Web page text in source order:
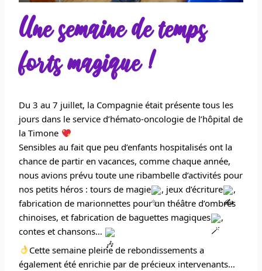
Une semaine de temps
forts magique !
Du 3 au 7 juillet, la Compagnie était présente tous les
jours dans le service d’hémato-oncologie de l’hôpital de
la Timone
Sensibles au fait que peu d’enfants hospitalisés ont la
chance de partir en vacances, comme chaque année,
nous avions prévu toute une ribambelle d’activités pour
nos petits héros : tours de magie
, jeux d’écriture
,
fabrication de marionnettes pour un théâtre d’ombres
chinoises, et fabrication de baguettes magiques
,
contes et chansons…
Cette semaine pleine de rebondissements a
également été enrichie par de précieux intervenants…